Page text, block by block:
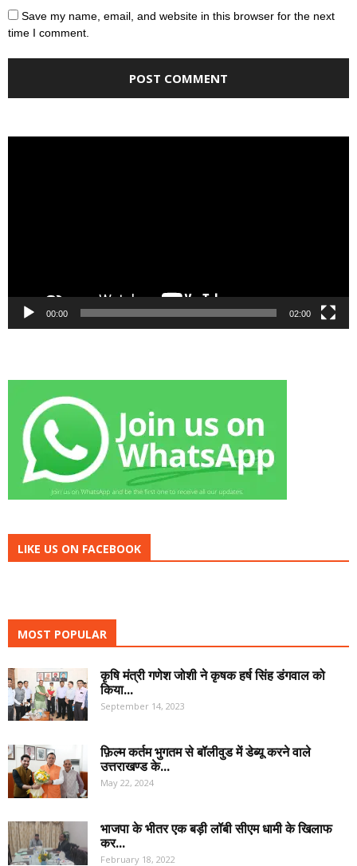
Save my name, email, and website in this browser for the next
time I comment.
00:00 02:00
LIKE US ON FACEBOOK
MOST POPULAR
कृषि मंत्री गणेश जोशी ने कृषक हर्ष सिंह डंगवाल को
किया...
September 14, 2023
फ़िल्म कर्तम भुगतम से बॉलीवुड में डेब्यू करने वाले
उत्तराखण्ड के...
May 22, 2024
भाजपा के भीतर एक बड़ी लॉबी सीएम धामी के खिलाफ
कर...
February 18, 2022